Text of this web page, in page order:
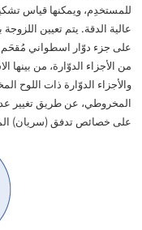
للمستخدِم، ويمكنها قياس
عالية الدقة. يتم تعيين
على جزء دوّار اسطواني مُقحَم
من الأجزاء الدوّارة، من بينها
والأجزاء الدوّارة ذات اللوح
المخروطي، عن طريق تغيير
على خصائص تدفق (سريان)